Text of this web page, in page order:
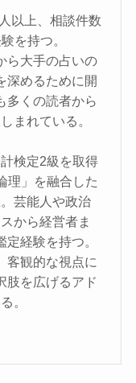
以上、相談件数
を持つ。
ら大手の占いの
深めるために開
多くの読者から
まれている。
検定2級を取得
理」を融合した
芸能人や政治
から経営者ま
経験を持つ。
客観的な視点に
肢を広げるアド
。